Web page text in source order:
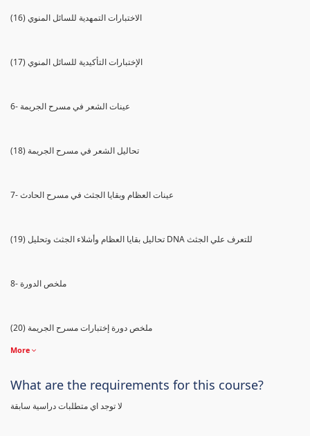
(16) الاختبارات التمهدية للسائل المنوي
(17) الإختبارات التأكيدية للسائل المنوي
6- عينات الشعر في مسرح الجريمة
(18) تحاليل الشعر في مسرح الجريمة
7- عينات العظام وبقايا الجثث في مسرح الحادث
(19) تحاليل بقايا العظام وأشلاء الجثث وتحليل DNA للتعرف علي الجثث
8- ملخص الدورة
(20) ملخص دورة إختبارات مسرح الجريمة
More
What are the requirements for this course?
لا توجد اي متطلبات دراسية سابقة